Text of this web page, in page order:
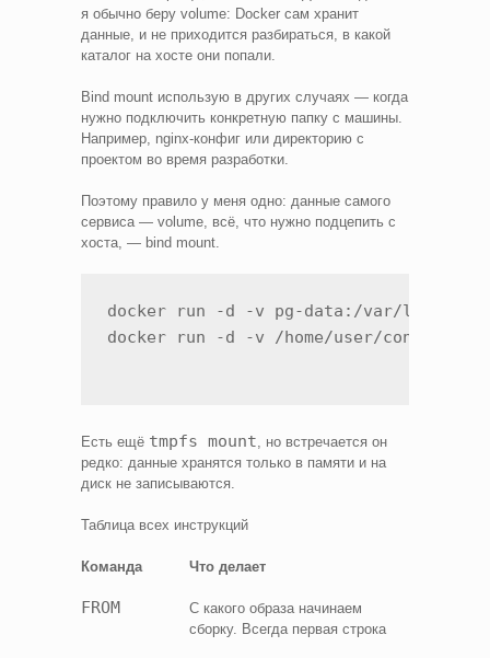
я обычно беру volume: Docker сам хранит
данные, и не приходится разбираться, в какой
каталог на хосте они попали.
Bind mount использую в других случаях — когда
нужно подключить конкретную папку с машины.
Например, nginx-конфиг или директорию с
проектом во время разработки.
Поэтому правило у меня одно: данные самого
сервиса — volume, всё, что нужно подцепить с
хоста, — bind mount.
docker run -d -v pg-data:/var/lib/
Есть ещё tmpfs mount , но встречается он
редко: данные хранятся только в памяти и на
диск не записываются.
Таблица всех инструкций
Команда Что делает
FROM
С какого образа начинаем
сборку. Всегда первая строка